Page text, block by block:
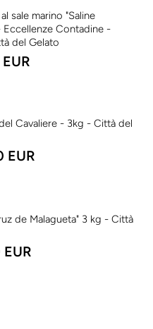
sale marino "Saline
Eccellenze Contadine -
del Gelato
Cavaliere - 3kg - Città del
EUR
de Malagueta" 3 kg - Città